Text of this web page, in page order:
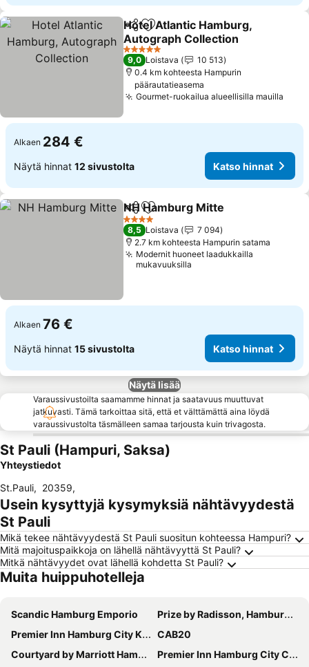
Jaa Lisää suosikkeihin
Hotel Atlantic Hamburg,
Autograph Collection
Katso hinnat
5 Tähtiluokitus
9,0 Loistava
10 513
0.4 km kohteesta Hampurin
päärautatieasema
Gourmet-ruokailua alueellisilla mauilla
Alkaen 284 €
Näytä hinnat 12 sivustolta Katso hinnat
Jaa Lisää suosikkeihin
NH Hamburg Mitte
4 Tähtiluokitus
8,5 Loistava
7 094
2.7 km kohteesta Hampurin satama
Modernit huoneet laadukkailla
mukavuuksilla
Alkaen 76 €
Näytä hinnat 15 sivustolta Katso hinnat
Näytä lisää
Varaussivustoilta saamamme hinnat ja saatavuus muuttuvat
jatkuvasti. Tämä tarkoittaa sitä, että et välttämättä aina löydä
varaussivustolta täsmälleen samaa tarjousta kuin trivagosta.
St Pauli (Hampuri, Saksa)
Yhteystiedot
St.Pauli, 20359,
Usein kysyttyjä kysymyksiä nähtävyydestä
St Pauli
Mikä tekee nähtävyydestä St Pauli suositun kohteessa Hampuri?
Mitä majoituspaikkoja on lähellä nähtävyyttä St Pauli?
Mitkä nähtävyydet ovat lähellä kohdetta St Pauli?
Muita huippuhotelleja
Scandic Hamburg Emporio
Prize by Radisson, Hamburg-City
Premier Inn Hamburg City Klostertor
CAB20
Courtyard by Marriott Hamburg City
Premier Inn Hamburg City Centre